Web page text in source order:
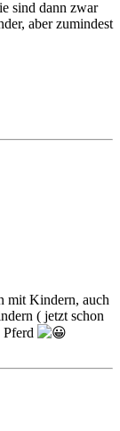
sind dann zwar
aber zumindest
mit Kindern, auch
( jetzt schon